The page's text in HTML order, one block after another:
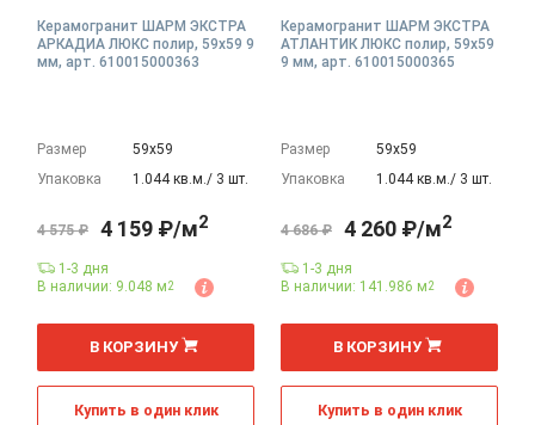
Керамогранит ШАРМ ЭКСТРА
АРКАДИА ЛЮКС полир, 59x59 9
мм, арт. 610015000363
Размер
59х59
Упаковка
1.044 кв.м./ 3 шт.
4 575 ₽ 4 159 ₽/м2
1-3 дня
В наличии: 9.048 м2
м
В КОРЗИНУ
Купить в один клик
Керамогранит ШАРМ ЭКСТРА
АТЛАНТИК ЛЮКС полир, 59x59
9 мм, арт. 610015000365
Размер
59х59
Упаковка
1.044 кв.м./ 3 шт.
4 686 ₽ 4 260 ₽/м2
1-3 дня
В наличии: 141.986 м2
м
В КОРЗИНУ
Купить в один клик